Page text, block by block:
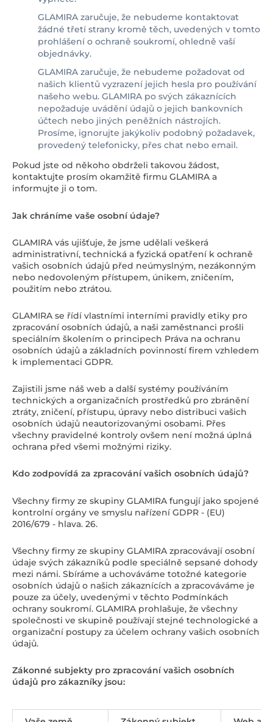
GLAMIRA zaručuje, že nebudeme kontaktovat
žádné třetí strany kromě těch, uvedených v tomto
prohlášení o ochraně soukromí, ohledně vaší
objednávky.
GLAMIRA zaručuje, že nebudeme požadovat od
našich klientů vyzrazení jejich hesla pro používání
našeho webu. GLAMIRA po svých zákaznících
nepožaduje uvádění údajů o jejich bankovních
účtech nebo jiných peněžních nástrojích.
Prosíme, ignorujte jakýkoliv podobný požadavek,
provedený telefonicky, přes chat nebo email.
Pokud jste od někoho obdrželi takovou žádost,
kontaktujte prosím okamžitě firmu GLAMIRA a
informujte ji o tom.
Jak chráníme vaše osobní údaje?
GLAMIRA vás ujišťuje, že jsme udělali veškerá
administrativní, technická a fyzická opatření k ochraně
vašich osobních údajů před neúmyslným, nezákonným
nebo nedovoleným přístupem, únikem, zničením,
použitím nebo ztrátou.
GLAMIRA se řídí vlastními interními pravidly etiky pro
zpracování osobních údajů, a naši zaměstnanci prošli
speciálním školením o principech Práva na ochranu
osobních údajů a základních povinností firem vzhledem
k implementaci GDPR.
Zajistili jsme náš web a další systémy používáním
technických a organizačních prostředků pro zbránění
ztráty, zničení, přístupu, úpravy nebo distribuci vašich
osobních údajů neautorizovanými osobami. Přes
všechny pravidelné kontroly ovšem není možná úplná
ochrana před všemi možnými riziky.
Kdo zodpovídá za zpracování vašich osobních údajů?
Všechny firmy ze skupiny GLAMIRA fungují jako spojené
kontrolní orgány ve smyslu nařízení GDPR - (EU)
2016/679 - hlava. 26.
Všechny firmy ze skupiny GLAMIRA zpracovávají osobní
údaje svých zákazníků podle speciálně sepsané dohody
mezi námi. Sbíráme a uchováváme totožné kategorie
osobních údajů o našich zákaznících a zpracováváme je
pouze za účely, uvedenými v těchto Podmínkách
ochrany soukromí. GLAMIRA prohlašuje, že všechny
společnosti ve skupině používají stejné technologické a
organizační postupy za účelem ochrany vašich osobních
údajů.
Zákonné subjekty pro zpracování vašich osobních
údajů pro zákazníky jsou: